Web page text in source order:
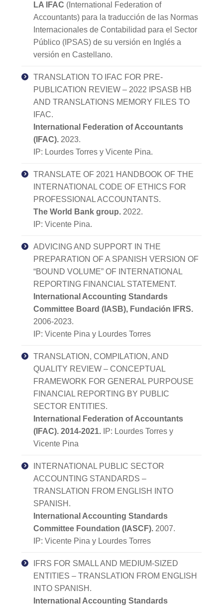
LA IFAC (International Federation of
Accountants) para la traducción de las Normas
Internacionales de Contabilidad para el Sector
Público (IPSAS) de su versión en Inglés a
versión en Castellano.
TRANSLATION TO IFAC FOR PRE-
PUBLICATION REVIEW – 2022 IPSASB HB
AND TRANSLATIONS MEMORY FILES TO
IFAC.
International Federation of Accountants
(IFAC). 2023.
IP: Lourdes Torres y Vicente Pina.
TRANSLATE OF 2021 HANDBOOK OF THE
INTERNATIONAL CODE OF ETHICS FOR
PROFESSIONAL ACCOUNTANTS.
The World Bank group. 2022.
IP: Vicente Pina.
ADVICING AND SUPPORT IN THE
PREPARATION OF A SPANISH VERSION OF
“BOUND VOLUME” OF INTERNATIONAL
REPORTING FINANCIAL STATEMENT.
International Accounting Standards
Committee Board (IASB), Fundación IFRS.
2006-2023.
IP: Vicente Pina y Lourdes Torres
TRANSLATION, COMPILATION, AND
QUALITY REVIEW – CONCEPTUAL
FRAMEWORK FOR GENERAL PURPOUSE
FINANCIAL REPORTING BY PUBLIC
SECTOR ENTITIES.
International Federation of Accountants
(IFAC). 2014-2021. IP: Lourdes Torres y
Vicente Pina
INTERNATIONAL PUBLIC SECTOR
ACCOUNTING STANDARDS –
TRANSLATION FROM ENGLISH INTO
SPANISH.
International Accounting Standards
Committee Foundation (IASCF). 2007.
IP: Vicente Pina y Lourdes Torres
IFRS FOR SMALL AND MEDIUM-SIZED
ENTITIES – TRANSLATION FROM ENGLISH
INTO SPANISH.
International Accounting Standards